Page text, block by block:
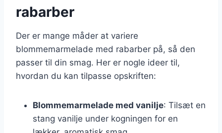
rabarber
Der er mange måder at variere
blommemarmelade med rabarber på, så den
passer til din smag. Her er nogle ideer til,
hvordan du kan tilpasse opskriften:
Blommemarmelade med vanilje: Tilsæt en
stang vanilje under kogningen for en